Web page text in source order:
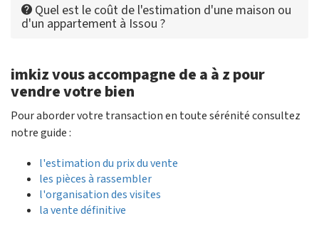
Quel est le coût de l'estimation d'une maison ou
d'un appartement à Issou ?
imkiz vous accompagne de a à z pour
vendre votre bien
Pour aborder votre transaction en toute sérénité consultez
notre guide :
l'estimation du prix du vente
les pièces à rassembler
l'organisation des visites
la vente définitive